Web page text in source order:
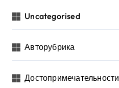
Uncategorised
Авторубрика
Достопримечательности